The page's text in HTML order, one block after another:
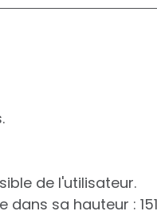
de l'utilisateur.
sa hauteur :